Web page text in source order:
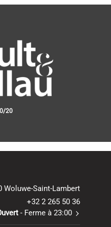
/20
Woluwe-Saint-Lambert
+32 2 265 50 36
- Ferme à 23:00